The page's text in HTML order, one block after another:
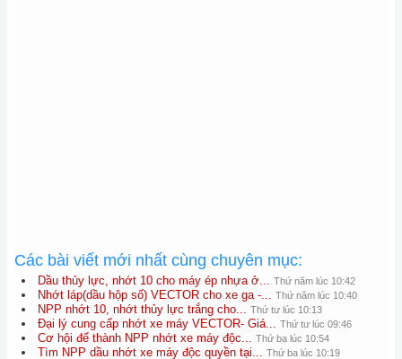
Các bài viết mới nhất cùng chuyên mục:
Dầu thủy lực, nhớt 10 cho máy ép nhựa ở... Thứ năm lúc 10:42
Nhớt láp(dầu hộp số) VECTOR cho xe ga -... Thứ năm lúc 10:40
NPP nhớt 10, nhớt thủy lực trắng cho... Thứ tư lúc 10:13
Đại lý cung cấp nhớt xe máy VECTOR- Giá... Thứ tư lúc 09:46
Cơ hội để thành NPP nhớt xe máy độc... Thứ ba lúc 10:54
Tìm NPP dầu nhớt xe máy độc quyền tại... Thứ ba lúc 10:19